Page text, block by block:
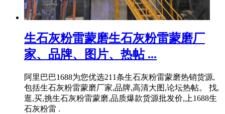
生石灰粉雷蒙磨生石灰粉雷蒙磨厂
家、品牌、图片、热帖 ...
阿里巴巴1688为您优选211条生石灰粉雷蒙磨热销货源,
包括生石灰粉雷蒙磨厂家,品牌,高清大图,论坛热帖。 找,
逛,买,挑生石灰粉雷蒙磨,品质爆款货源批发价,上1688生
石灰粉雷 .